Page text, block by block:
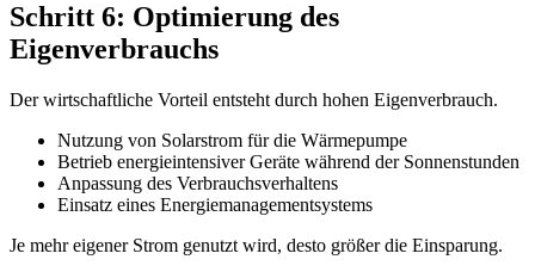
Schritt 6: Optimierung des
Eigenverbrauchs
Der wirtschaftliche Vorteil entsteht durch hohen Eigenverbrauch.
Nutzung von Solarstrom für die Wärmepumpe
Betrieb energieintensiver Geräte während der Sonnenstunden
Anpassung des Verbrauchsverhaltens
Einsatz eines Energiemanagementsystems
Je mehr eigener Strom genutzt wird, desto größer die Einsparung.